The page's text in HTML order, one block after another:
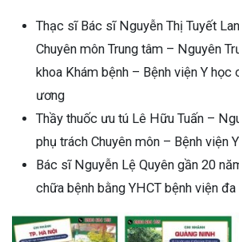
Sau Sinh Có Tự Khỏi
Thông Tin Cần Biết
sau sinh là tình trạng viêm da
phổ biến, khiến đôi bàn tay,
của chị em trở nên khô...
Thạc sĩ Bác sĩ Nguyễn Thị Tuyết
Chuyên môn Trung tâm – Nguyên
khoa Khám bệnh – Bệnh viện Y học
ương
Thầy thuốc ưu tú Lê Hữu Tuấn –
phụ trách Chuyên môn – Bệnh viện
Bác sĩ Nguyễn Lệ Quyên gần 20
chữa bệnh bằng YHCT bệnh viện